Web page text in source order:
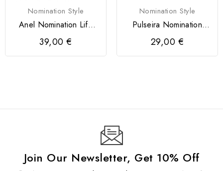
Nomination Style
Anel Nomination Life
Oval Dourado
39,00 €
Nomination Style
Pulseira Nomination
Milleluci Letra N
29,00 €
Join Our Newsletter, Get 10% Off